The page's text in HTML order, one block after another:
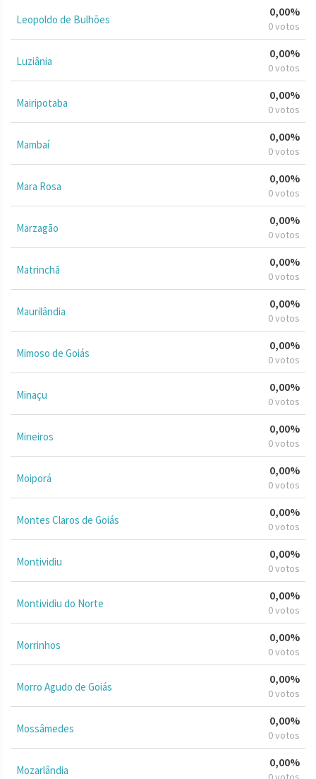
Leopoldo de Bulhões
0,00%
0 votos
Luziânia
0,00%
0 votos
Mairipotaba
0,00%
0 votos
Mambaí
0,00%
0 votos
Mara Rosa
0,00%
0 votos
Marzagão
0,00%
0 votos
Matrinchã
0,00%
0 votos
Maurilândia
0,00%
0 votos
Mimoso de Goiás
0,00%
0 votos
Minaçu
0,00%
0 votos
Mineiros
0,00%
0 votos
Moiporá
0,00%
0 votos
Montes Claros de Goiás
0,00%
0 votos
Montividiu
0,00%
0 votos
Montividiu do Norte
0,00%
0 votos
Morrinhos
0,00%
0 votos
Morro Agudo de Goiás
0,00%
0 votos
Mossâmedes
0,00%
0 votos
Mozarlândia
0,00%